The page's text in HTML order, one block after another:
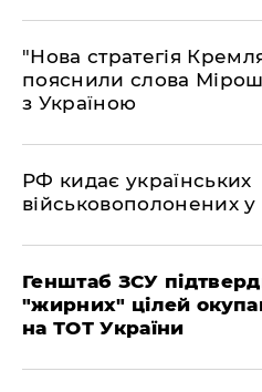
"Нова стратегія
пояснили слова
з Україною
РФ кидає українських
військовополонених у
Генштаб ЗСУ
"жирних" цілей
на ТОТ України